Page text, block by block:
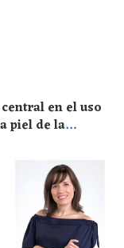
en el uso
piel de la